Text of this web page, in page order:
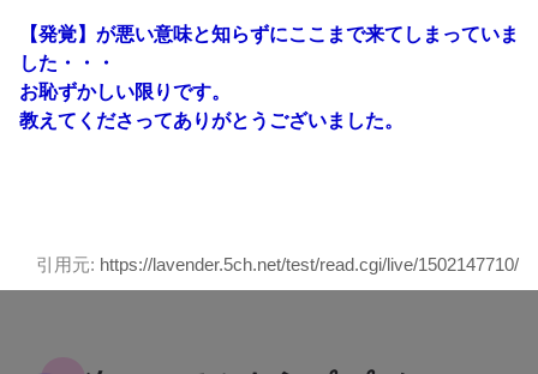
【発覚】が悪い意味と知らずにここまで来てしまっていま
した・・・
お恥ずかしい限りです。
教えてくださってありがとうございました。
引用元: https://lavender.5ch.net/test/read.cgi/live/1502147710/